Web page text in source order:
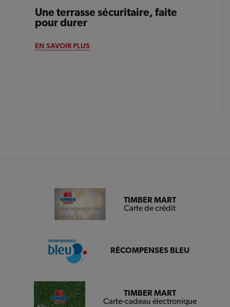
Une terrasse sécuritaire, faite
pour durer
EN SAVOIR PLUS
TIMBER MART
Carte de crédit
RÉCOMPENSES BLEU
TIMBER MART
Carte-cadeau électronique